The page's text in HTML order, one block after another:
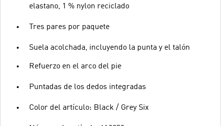
elastano, 1 % nylon reciclado
Tres pares por paquete
Suela acolchada, incluyendo la punta y el talón
Refuerzo en el arco del pie
Puntadas de los dedos integradas
Color del artículo: Black / Grey Six